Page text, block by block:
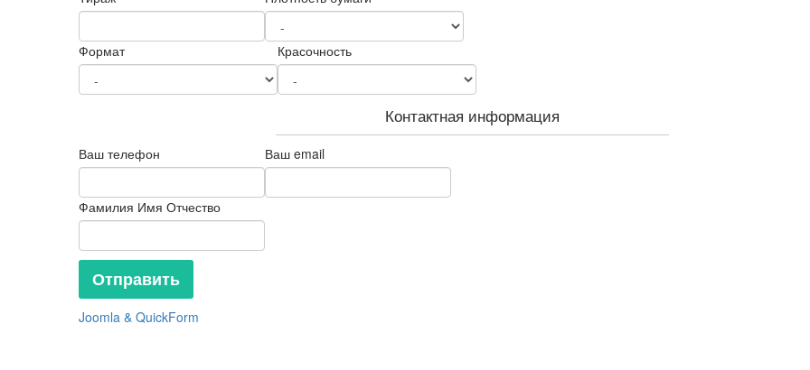
Формат Красочность
Контактная информация
Ваш телефон Ваш email
Фамилия Имя Отчество
Joomla & QuickForm